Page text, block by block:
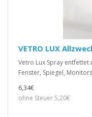
VETRO LUX
Vetro Lux Spray
Fenster, Spiegel,
6,34€
ohne Steuer 5,20€